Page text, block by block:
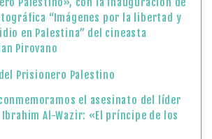
“Imágenes por la libertad y
en Palestina” del cineasta
Pirovano
Prisionero Palestino
el asesinato del líder
Al-Wazir: «El príncipe de los